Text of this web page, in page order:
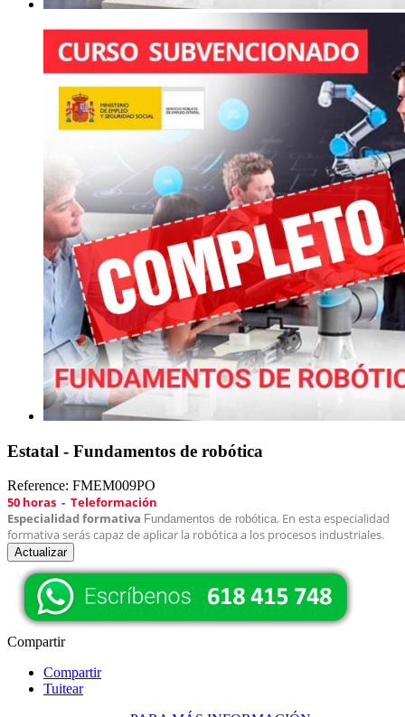
Estatal - Fundamentos de robótica
Reference: FMEM009PO
50 horas - Teleformación
Especialidad formativa Fundamentos de robótica. En esta especialidad
formativa serás capaz de aplicar la robótica a los procesos industriales.
Compartir
Compartir
Tuitear